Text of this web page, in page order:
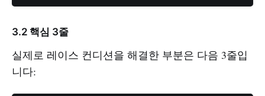
3.2 핵심 3줄
실제로 레이스 컨디션을 해결한 부분은 다음 3줄입
니다: